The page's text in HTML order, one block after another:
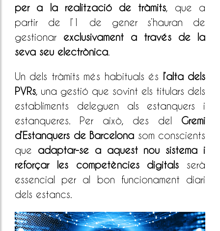
per a la realització de tràmits, que a
partir de l’1 de gener s’hauran de
gestionar exclusivament a través de la
seva seu electrònica.
Un dels tràmits més habituals és l’alta dels
PVRs, una gestió que sovint els titulars dels
establiments deleguen als estanquers i
estanqueres. Per això, des del Gremi
d’Estanquers de Barcelona som conscients
que adaptar-se a aquest nou sistema i
reforçar les competències digitals serà
essencial per al bon funcionament diari
dels estancs.